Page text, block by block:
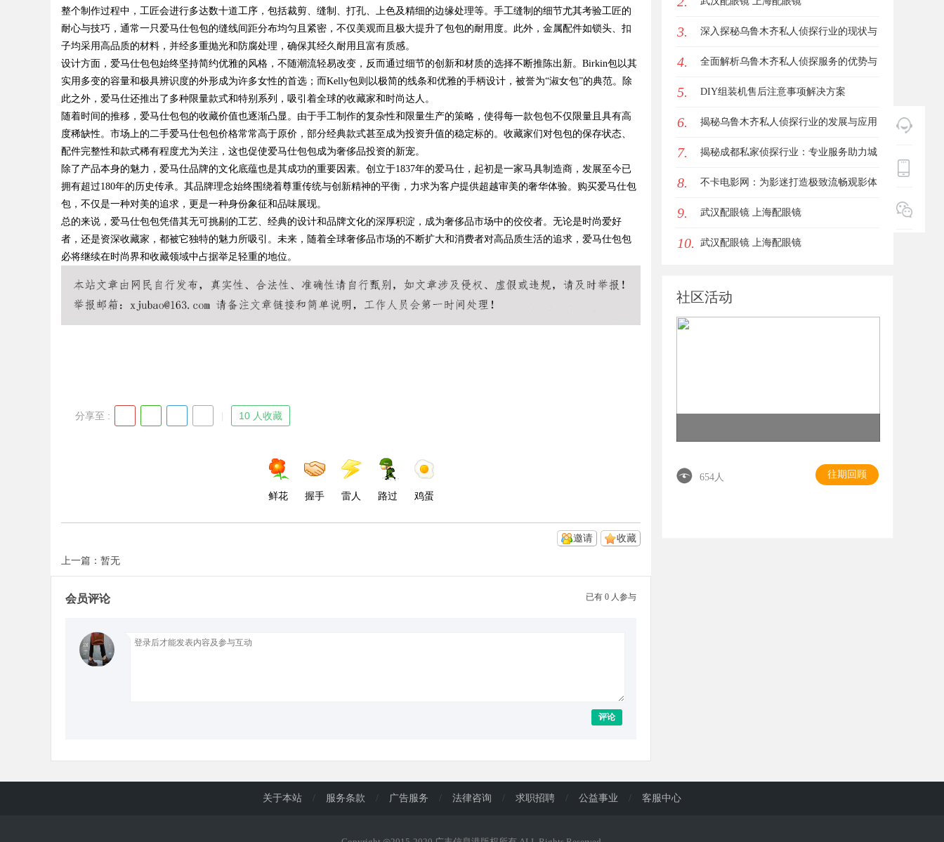
uz
!
Bo
整个制作过程中，工匠会进行多达数十道工序，包括裁剪、缝制、打孔、上色及精细的边缘处理等。手工缝制的细节尤其考验工匠的
耐心与技巧，通常一只爱马仕包包的缝线间距分布均匀且紧密，不仅美观而且极大提升了包包的耐用度。此外，金属配件如锁头、扣
子均采用高品质的材料，并经多重抛光和防腐处理，确保其经久耐用且富有质感。
设计方面，爱马仕包包始终坚持简约优雅的风格，不随潮流轻易改变，反而通过细节的创新和材质的选择不断推陈出新。Birkin包以其
实用多变的容量和极具辨识度的外形成为许多女性的首选；而Kelly包则以极简的线条和优雅的手柄设计，被誉为“淑女包”的典范。除
此之外，爱马仕还推出了多种限量款式和特别系列，吸引着全球的收藏家和时尚达人。
随着时间的推移，爱马仕包包的收藏价值也逐渐凸显。由于手工制作的复杂性和限量生产的策略，使得每一款包包不仅限量且具有高
度稀缺性。市场上的二手爱马仕包包价格常常高于原价，部分经典款式甚至成为投资升值的稳定标的。收藏家们对包包的保存状态、
配件完整性和款式稀有程度尤为关注，这也促使爱马仕包包成为奢侈品投资的新宠。
除了产品本身的魅力，爱马仕品牌的文化底蕴也是其成功的重要因素。创立于1837年的爱马仕，起初是一家马具制造商，发展至今已
拥有超过180年的历史传承。其品牌理念始终围绕着尊重传统与创新精神的平衡，力求为客户提供超越审美的奢华体验。购买爱马仕包
包，不仅是一种对美的追求，更是一种身份象征和品味展现。
总的来说，爱马仕包包凭借其无可挑剔的工艺、经典的设计和品牌文化的深厚积淀，成为奢侈品市场中的佼佼者。无论是时尚爱好
者，还是资深收藏家，都被它独特的魅力所吸引。未来，随着全球奢侈品市场的不断扩大和消费者对高品质生活的追求，爱马仕包包
必将继续在时尚界和收藏领域中占据举足轻重的地位。
分享至 : 10 人收藏
鲜花 握手 雷人 路过 鸡蛋
收藏
邀请
上一篇：暂无
已有 0 人参与
会员评论
评论
3. 深入探秘乌鲁木齐私人侦探行业的现状与
未来发展趋势
4. 全面解析乌鲁木齐私人侦探服务的优势与
应用
5. DIY组装机售后注意事项解决方案
6. 揭秘乌鲁木齐私人侦探行业的发展与应用
前景
7. 揭秘成都私家侦探行业：专业服务助力城
市安宁
8. 不卡电影网：为影迷打造极致流畅观影体
验的平台
9. 武汉配眼镜 上海配眼镜
10. 武汉配眼镜 上海配眼镜
社区活动
654人 往期回顾
关于本站 / 服务条款 / 广告服务 / 法律咨询 / 求职招聘 / 公益事业 / 客服中心